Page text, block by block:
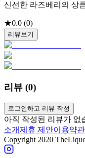
신선한 라즈베리의 상
★0.0 (0)
리뷰보기
리뷰 (0)
로그인하고 리뷰 작성
아직 작성된 리뷰가 없
소개제휴 제안이용약관
Copyright 2020